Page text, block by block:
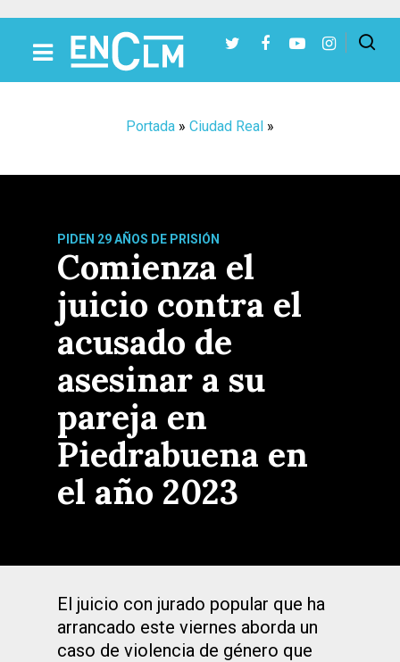
Portada » Ciudad Real »
PIDEN 29 AÑOS DE PRISIÓN
Comienza el
juicio contra el
acusado de
asesinar a su
pareja en
Piedrabuena en
el año 2023
El juicio con jurado popular que ha
arrancado este viernes aborda un
caso de violencia de género que